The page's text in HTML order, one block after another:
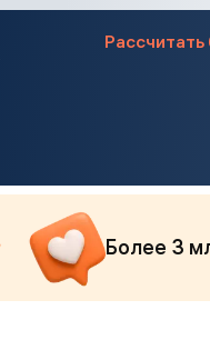
Более 3